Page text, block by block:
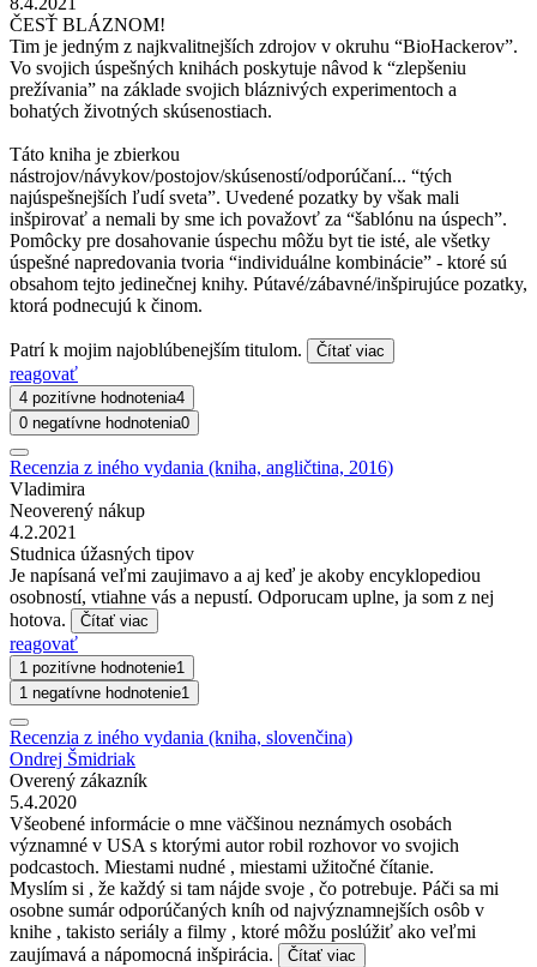
ČESŤ BLÁZNOM!
Tim je jedným z najkvalitnejších zdrojov v okruhu “BioHackerov”.
Vo svojich úspešných knihách poskytuje nâvod k “zlepšeniu
prežívania” na základe svojich bláznivých experimentoch a
bohatých životných skúsenostiach.
Táto kniha je zbierkou
nástrojov/návykov/postojov/skúseností/odporúčaní... “tých
najúspešnejších ľudí sveta”. Uvedené pozatky by však mali
inšpirovať a nemali by sme ich považovť za “šablónu na úspech”.
Pomôcky pre dosahovanie úspechu môžu byt tie isté, ale všetky
úspešné napredovania tvoria “individuálne kombinácie” - ktoré sú
obsahom tejto jedinečnej knihy. Pútavé/zábavné/inšpirujúce pozatky,
ktorá podnecujú k činom.
Patrí k mojim najoblúbenejším titulom. Čítať viac
reagovať
4 pozitívne hodnotenia4
0 negatívne hodnotenia0
Recenzia z iného vydania (kniha, angličtina, 2016)
Vladimira
Neoverený nákup
4.2.2021
Studnica úžasných tipov
Je napísaná veľmi zaujimavo a aj keď je akoby encyklopediou
osobností, vtiahne vás a nepustí. Odporucam uplne, ja som z nej
hotova.
Čítať viac
reagovať
1 pozitívne hodnotenie1
1 negatívne hodnotenie1
Recenzia z iného vydania (kniha, slovenčina)
Ondrej Šmidriak
Overený zákazník
5.4.2020
Všeobené informácie o mne väčšinou neznámych osobách
významné v USA s ktorými autor robil rozhovor vo svojich
podcastoch. Miestami nudné , miestami užitočné čítanie.
Myslím si , že každý si tam nájde svoje , čo potrebuje. Páči sa mi
osobne sumár odporúčaných kníh od najvýznamnejších osôb v
knihe , takisto seriály a filmy , ktoré môžu poslúžiť ako veľmi
zaujímavá a nápomocná inšpirácia.
Čítať viac